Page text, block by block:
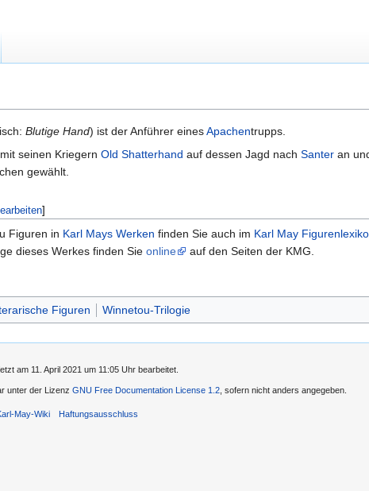
Blutige Hand) ist der Anführer einesApachentrupps.
seinen Kriegern Old Shatterhand auf dessen Jagd nach Santer an
gewählt.
]
Figuren in Karl Mays Werken finden Sie auch im Karl May
dieses Werkes finden Sie online auf den Seiten der KMG.
Figuren Winnetou-Trilogie
am 11. April 2021 um 11:05 Uhr bearbeitet.
unter der Lizenz GNU Free Documentation License 1.2 , sofern nicht anders angegeben.
May-Wiki Haftungsausschluss